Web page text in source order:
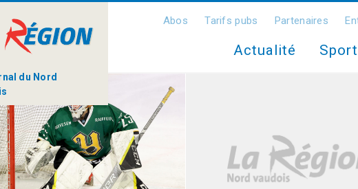
du Nord
Abos Tarifs pubs Partenaires
Actualité Sport